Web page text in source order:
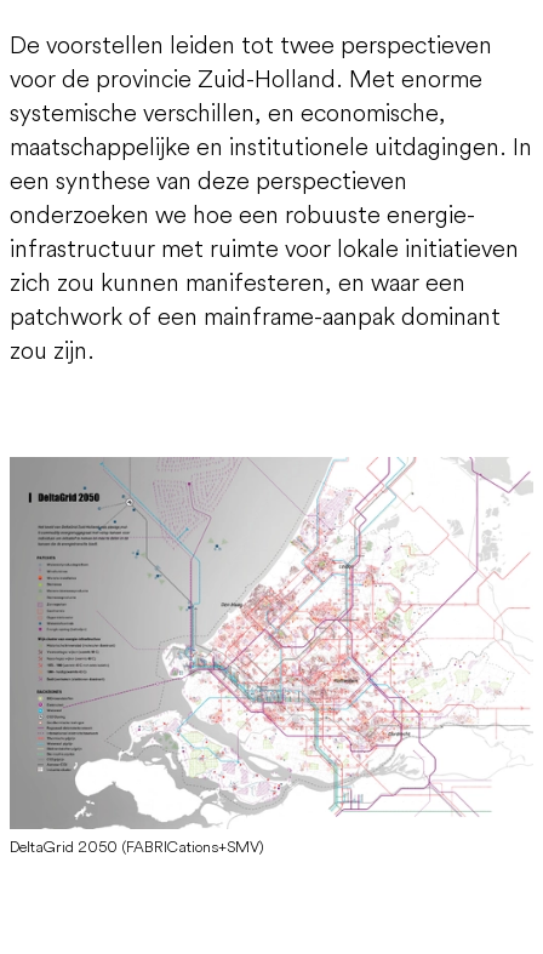
De voorstellen leiden tot twee perspectieven
voor de provincie Zuid-Holland. Met enorme
systemische verschillen, en economische,
maatschappelijke en institutionele uitdagingen. In
een synthese van deze perspectieven
onderzoeken we hoe een robuuste energie-
infrastructuur met ruimte voor lokale initiatieven
zich zou kunnen manifesteren, en waar een
patchwork of een mainframe-aanpak dominant
zou zijn.
DeltaGrid 2050 (FABRICations+SMV)